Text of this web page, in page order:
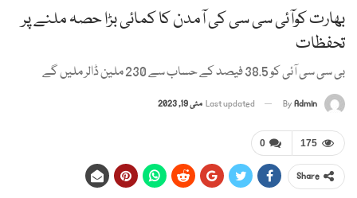
بھارت کوآئی سی سی کی آمدن کا کمائی بڑا حصہ ملنے پر
تحفظات
بی سی سی آئی کو 38.5 فیصد کے حساب سے 230 ملین ڈالر ملیں گے
ByAdmin
Last updated مئی 19, 2023
0 175
Share